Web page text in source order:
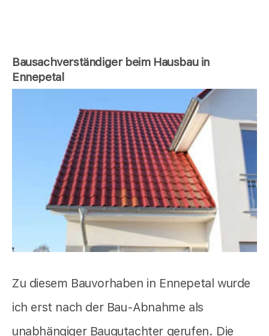
Bausachverständiger beim Hausbau in
Ennepetal
Zu diesem Bauvorhaben in Ennepetal wurde
ich erst nach der Bau-Abnahme als
unabhängiger Baugutachter gerufen. Die